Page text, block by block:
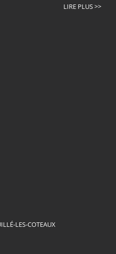
LIRE PLUS >>
LES-COTEAUX